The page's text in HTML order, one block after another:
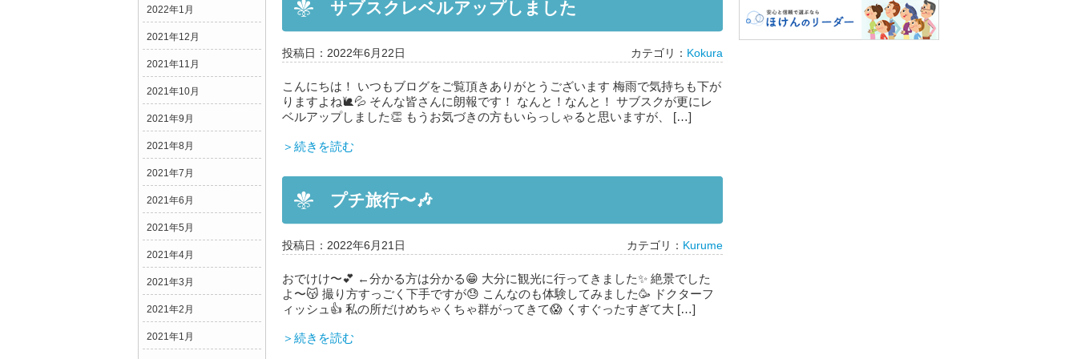
2022年1月
2021年12月
2021年11月
2021年10月
2021年9月
2021年8月
2021年7月
2021年6月
2021年5月
2021年4月
2021年3月
2021年2月
2021年1月
サブスクレベルアップしました
投稿日：2022年6月22日 カテゴリ： Kokura
こんにちは！ いつもブログをご覧頂きありがとうございます 梅雨で気持ちも下が
りますよね🐌💦 そんな皆さんに朗報です！ なんと！なんと！ サブスクが更にレ
ベルアップしました👏 もうお気づきの方もいらっしゃると思いますが、 […]
＞続きを読む
プチ旅行〜🎶
投稿日：2022年6月21日 カテゴリ： Kurume
おでけけ〜💕 ←分かる方は分かる😁 大分に観光に行ってきました✨ 絶景でした
よ〜😽 撮り方すっごく下手ですが😓 こんなのも体験してみました🥳 ドクターフ
ィッシュ👍 私の所だけめちゃくちゃ群がってきて😱 くすぐったすぎて大 […]
＞続きを読む